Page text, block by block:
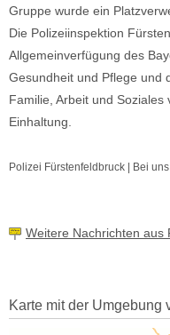
Gruppe wurde ein
Die Polizeiinspektion
Allgemeinverfügung des
Gesundheit und Pflege und
Familie, Arbeit und
Einhaltung.
Polizei Fürstenfeldbruck | Bei
Weitere Nachrichten aus
Karte mit der Umgebung